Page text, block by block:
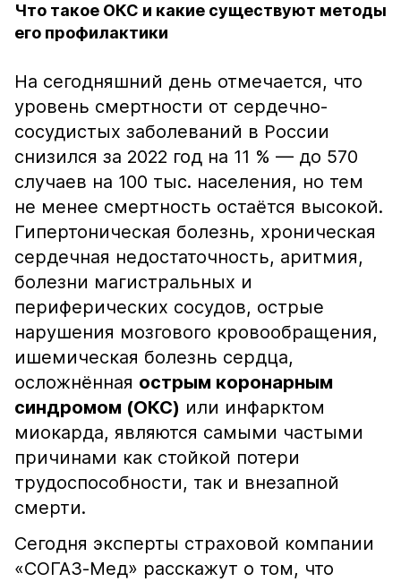
Что такое ОКС и какие существуют методы
его профилактики
На сегодняшний день отмечается, что
уровень смертности от сердечно-
сосудистых заболеваний в России
снизился за 2022 год на 11 % — до 570
случаев на 100 тыс. населения, но тем
не менее смертность остаётся высокой.
Гипертоническая болезнь, хроническая
сердечная недостаточность, аритмия,
болезни магистральных и
периферических сосудов, острые
нарушения мозгового кровообращения,
ишемическая болезнь сердца,
осложнённая острым коронарным
синдромом (ОКС) или инфарктом
миокарда, являются самыми частыми
причинами как стойкой потери
трудоспособности, так и внезапной
смерти.
Сегодня эксперты страховой компании
«СОГАЗ-Мед» расскажут о том, что